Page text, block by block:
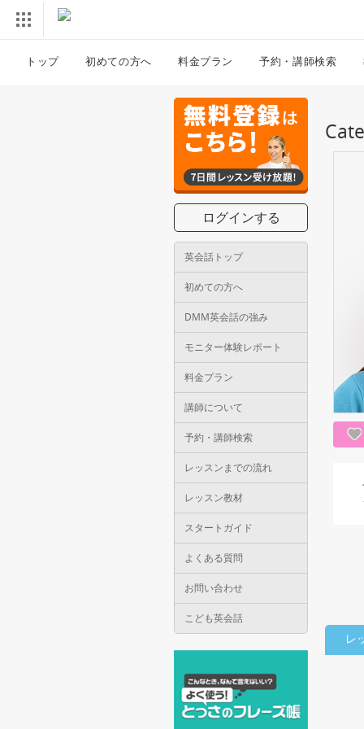
トップ 初めての方へ 料金プラン 予約・講師検索
ログインする
英会話トップ
初めての方へ
DMM英会話の強み
モニター体験レポート
料金プラン
講師について
予約・講師検索
レッスンまでの流れ
レッスン教材
スタートガイド
よくある質問
お問い合わせ
こども英会話
レ